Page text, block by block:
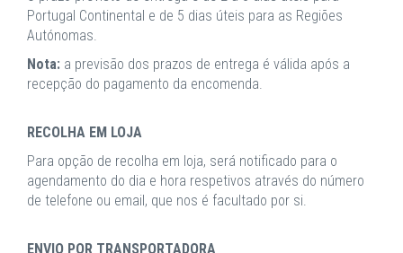
Portugal Continental e de 5 dias úteis para as Regiões
Autónomas.
Nota: a previsão dos prazos de entrega é válida após a
recepção do pagamento da encomenda.
RECOLHA EM LOJA
Para opção de recolha em loja, será notificado para o
agendamento do dia e hora respetivos através do número
de telefone ou email, que nos é facultado por si.
ENVIO POR TRANSPORTADORA